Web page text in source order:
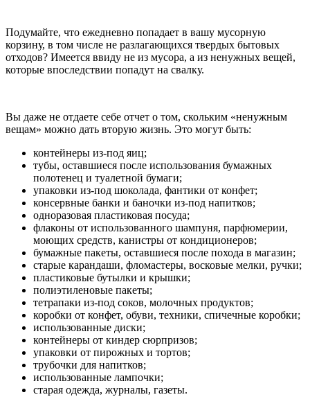
Подумайте, что ежедневно попадает в вашу мусорную
корзину, в том числе не разлагающихся твердых бытовых
отходов? Имеется ввиду не из мусора, а из ненужных вещей,
которые впоследствии попадут на свалку.
Вы даже не отдаете себе отчет о том, скольким «ненужным
вещам» можно дать вторую жизнь. Это могут быть:
контейнеры из-под яиц;
тубы, оставшиеся после использования бумажных
полотенец и туалетной бумаги;
упаковки из-под шоколада, фантики от конфет;
консервные банки и баночки из-под напитков;
одноразовая пластиковая посуда;
флаконы от использованного шампуня, парфюмерии,
моющих средств, канистры от кондиционеров;
бумажные пакеты, оставшиеся после похода в магазин;
старые карандаши, фломастеры, восковые мелки, ручки;
пластиковые бутылки и крышки;
полиэтиленовые пакеты;
тетрапаки из-под соков, молочных продуктов;
коробки от конфет, обуви, техники, спичечные коробки;
использованные диски;
контейнеры от киндер сюрпризов;
упаковки от пирожных и тортов;
трубочки для напитков;
использованные лампочки;
старая одежда, журналы, газеты.